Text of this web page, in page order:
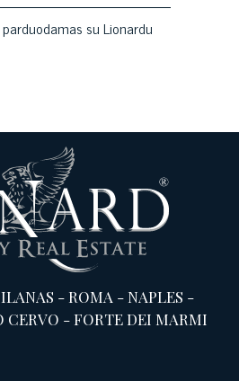
su Lionardu
-ROMA -NAPLES -
CERVO -FORTE DEI MARMI